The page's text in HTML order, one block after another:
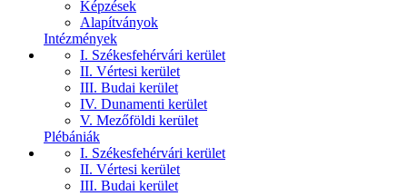
Képzések
Alapítványok
Intézmények
I. Székesfehérvári kerület
II. Vértesi kerület
III. Budai kerület
IV. Dunamenti kerület
V. Mezőföldi kerület
Plébániák
I. Székesfehérvári kerület
II. Vértesi kerület
III. Budai kerület